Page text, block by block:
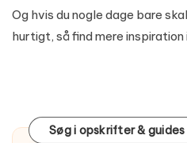
Og hvis du nogle dage bare
hurtigt, så find mere inspiration
Søg i opskrifter & guides